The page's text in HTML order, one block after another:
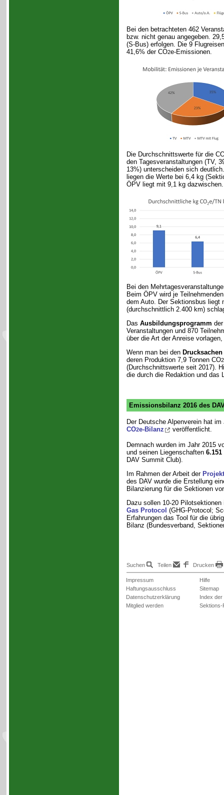
Bei den betrachteten 462
bzw. nicht genau angegeben.
(S-Bus) erfolgen. Die 9
41,6% der CO2e-Emissionen.
Die Durchschnittswerte für die
den Tagesveranstaltungen (TV,
13%) unterscheiden sich
liegen die Werte bei 6,4 kg
ÖPV liegt mit 9,1 kg dazwischen.
Bei den
Beim ÖPV wird je
dem Auto. Der Sektionsbus liegt
(durchschnittlich 2.400 km)
Das Ausbildungsprogramm
Veranstaltungen und 870
über die Art der Anreise
Wenn man bei den Drucksachen
deren Produktion 7,9 Tonnen CO2
(Durchschnittswerte seit 2017).
die durch die Redaktion und das
Emissionsbilanz 2016 des
Der Deutsche Alpenverein hat
CO2e-Bilanz veröffentlicht.
Demnach wurden im Jahr 2015
und seinen Liegenschaften 6.151
DAV Summit Club).
Im Rahmen der Arbeit der
des DAV wurde die Erstellung
Bilanzierung für die Sektionen
Dazu sollen 10-20
Gas Protocol (GHG-Protocol;
Erfahrungen das Tool für die
Bilanz (Bundesverband,
Suchen Teilen Drucken
Impressum
Haftungsausschluss
Datenschutzerklärung
Mitglied werden
Hilfe
Sitemap
Index der
Sektions-